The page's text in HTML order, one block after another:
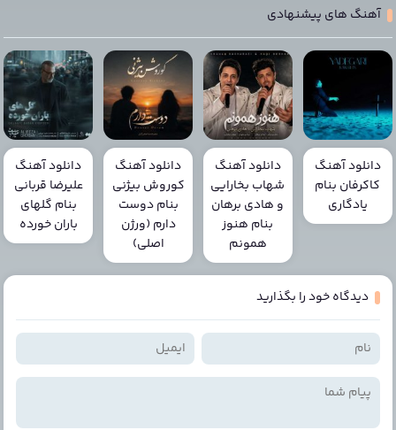
آهنگ های پیشنهادی
دانلود آهنگ
کاکرفان بنام
یادگاری
دانلود آهنگ
شهاب بخارایی
و هادی برهان
بنام هنوز
همونم
دانلود آهنگ
کوروش بیژنی
بنام دوست
دارم (ورژن
اصلی)
دانلود آهنگ
علیرضا قربانی
بنام گلهای
باران خورده
دیدگاه خود را بگذارید